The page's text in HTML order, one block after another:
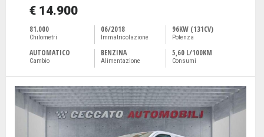
€ 14.900
81.000
Chilometri
06/2018
Immatricolazione
96KW (131CV)
Potenza
AUTOMATICO
Cambio
BENZINA
Alimentazione
5,60 L/100KM
Consumi